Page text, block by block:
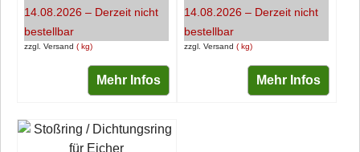
zzgl. Versand kg
14.08.2026 – Derzeit nicht
bestellbar
Mehr Infos
zzgl. Versand kg
14.08.2026 – Derzeit nicht
bestellbar
Mehr Infos